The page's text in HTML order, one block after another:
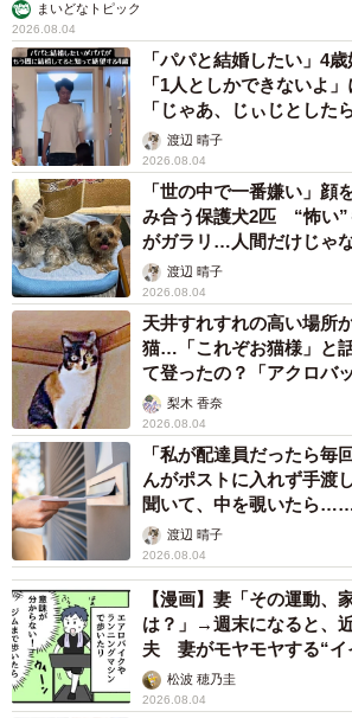
まいどなトピック
2026.08.04
「パパと結婚したい」4
「1人としかできないよ
「じゃあ、じぃじとし
渡辺 晴子
2026.08.04
「世の中で一番嫌い」顔
み合う保護犬2匹 “怖い”
がガラリ…人間だけじゃ
渡辺 晴子
2026.08.04
天井すれすれの高い場所
猫…「これぞお猫様」と
て登ったの？「アクロバ
梨木 香奈
2026.08.04
「私が配達員だったら毎
んがポストに入れず手
聞いて、中を覗いたら
ですね」
渡辺 晴子
2026.08.04
【漫画】妻「その運動、
は？」→週末になると、
夫 妻がモヤモヤする“イ
松波 穂乃圭
2026.08.04